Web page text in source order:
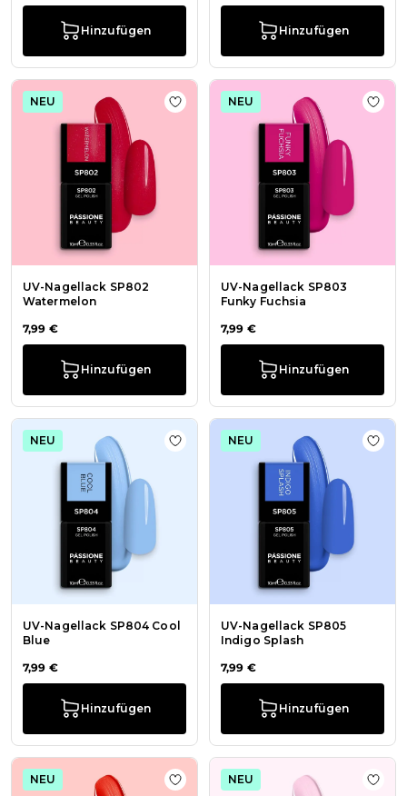
Hinzufügen Hinzufügen
NEU
UV-Nagellack SP802
Watermelon
7,99 €
Hinzufügen
Zur Wunschliste hinzufügen UV-
NEU
UV-Nagellack SP803
Funky Fuchsia
7,99 €
Hinzufügen
Zur
NEU
UV-Nagellack SP804 Cool
Blue
7,99 €
Hinzufügen
Zur Wunschliste hinzufügen UV-
NEU
UV-Nagellack SP805
Indigo Splash
7,99 €
Hinzufügen
Zur
NEU Zur Wunschliste hinzufügen UV-
NEU Zur